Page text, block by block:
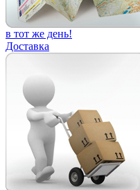
в тот же день!
Доставка